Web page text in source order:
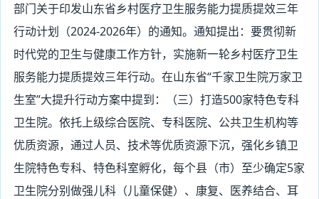
部门关于印发山东省乡村医疗卫生服务能力提质提效三年
行动计划（2024-2026年）的通知。通知提出：要贯彻新
时代党的卫生与健康工作方针，实施新一轮乡村医疗卫生
服务能力提质提效三年行动。在山东省“千家卫生院万家卫
生室”大提升行动方案中提到：（三）打造500家特色专科
卫生院。依托上级综合医院、专科医院、公共卫生机构等
优质资源，通过人员、技术等优质资源下沉，强化乡镇卫
生院特色专科、特色科室孵化，每个县（市）至少确定5家
卫生院分别做强儿科（儿童保健）、康复、医养结合、耳